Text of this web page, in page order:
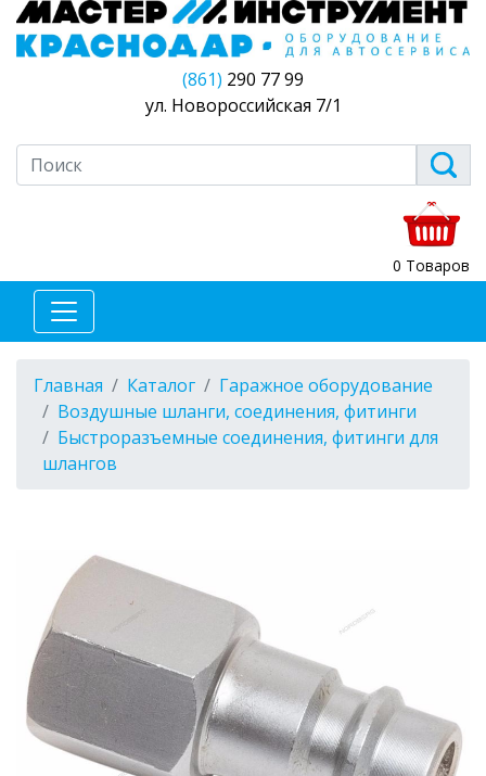
(861) 290 77 99
ул. Новороссийская 7/1
0 Товаров
Главная Каталог
Гаражное оборудование
Воздушные шланги, соединения, фитинги
Быстроразъемные соединения, фитинги для
шлангов